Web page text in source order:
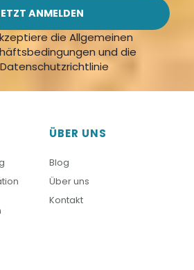
die Allgemeinen
und die
Datenschutzrichtlinie
ÜBER UNS
Blog
Über uns
Kontakt